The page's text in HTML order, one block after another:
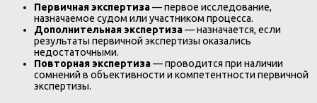
Первичная экспертиза— первое исследование,
назначаемое судом или участником процесса.
Дополнительная экспертиза— назначается, если
результаты первичной экспертизы оказались
недостаточными.
Повторная экспертиза— проводится при наличии
сомнений в объективности и компетентности первичной
экспертизы.